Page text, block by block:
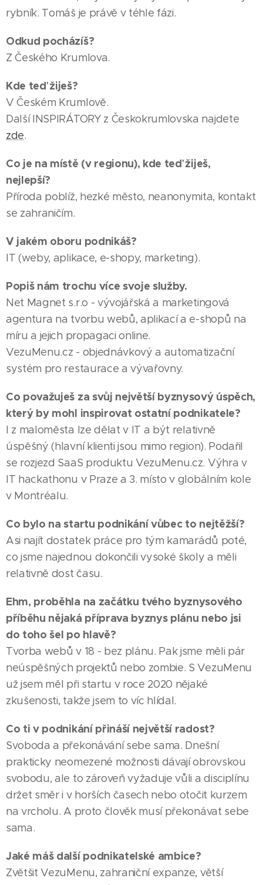
rybník. Tomáš je právě v téhle fázi.
Odkud pocházíš?
Z Českého Krumlova.
Kde teď žiješ?
V Českém Krumlově.
Další INSPIRÁTORY z Českokrumlovska najdete
zde.
Co je na místě (v regionu), kde teď žiješ,
nejlepší?
Příroda poblíž, hezké město, neanonymita, kontakt
se zahraničím.
V jakém oboru podnikáš?
IT (weby, aplikace, e-shopy, marketing).
Popiš nám trochu více svoje služby.
Net Magnet s.r.o - vývojářská a marketingová
agentura na tvorbu webů, aplikací a e-shopů na
míru a jejich propagaci online.
VezuMenu.cz - objednávkový a automatizační
systém pro restaurace a vývařovny.
Co považuješ za svůj největší byznysový úspěch,
který by mohl inspirovat ostatní podnikatele?
I z maloměsta lze dělat v IT a být relativně
úspěšný (hlavní klienti jsou mimo region). Podařil
se rozjezd SaaS produktu VezuMenu.cz. Výhra v
IT hackathonu v Praze a 3. místo v globálním kole
v Montréalu.
Co bylo na startu podnikání vůbec to nejtěžší?
Asi najít dostatek práce pro tým kamarádů poté,
co jsme najednou dokončili vysoké školy a měli
relativně dost času.
Ehm, proběhla na začátku tvého byznysového
příběhu nějaká příprava byznys plánu nebo jsi
do toho šel po hlavě?
Tvorba webů v 18 - bez plánu. Pak jsme měli pár
neúspěšných projektů nebo zombie. S VezuMenu
už jsem měl při startu v roce 2020 nějaké
zkušenosti, takže jsem to víc hlídal.
Co ti v podnikání přináší největší radost?
Svoboda a překonávání sebe sama. Dnešní
prakticky neomezené možnosti dávají obrovskou
svobodu, ale to zároveň vyžaduje vůli a disciplínu
držet směr i v horších časech nebo otočit kurzem
na vrcholu. A proto člověk musí překonávat sebe
sama.
Jaké máš další podnikatelské ambice?
Zvětšit VezuMenu, zahraniční expanze, větší